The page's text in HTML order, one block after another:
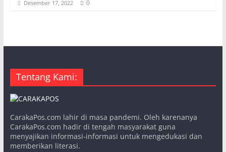
Desember 17, 2022 0
Tentang Kami:
CarakaPos.com lahir di masa pandemi. Oleh karenanya
CarakaPos.com hadir di tengah masyarakat guna
menyajikan informasi-informasi untuk mengedukasi dan
memberikan literasi.